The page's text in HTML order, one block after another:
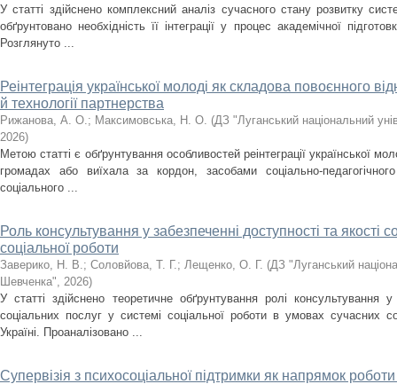
У статті здійснено комплексний аналіз сучасного стану розвитку
обґрунтовано необхідність її інтеграції у процес академічної
Розглянуто ...
Реінтеграція української молоді як складова повоєнного
й технології партнерства
Рижанова, А. О.; Максимовська, Н. О. (ДЗ "Луганський національний
2026)
Метою статті є обґрунтування особливостей реінтеграції української
громадах або виїхала за кордон, засобами соціально-
соціального ...
Роль консультування у забезпеченні доступності та якості
соціальної роботи
Заверико, Н. В.; Соловйова, Т. Г.; Лещенко, О. Г. (ДЗ "Луганський
Шевченка", 2026)
У статті здійснено теоретичне обґрунтування ролі консультування у
соціальних послуг у системі соціальної роботи в умовах сучасних
Україні. Проаналізовано ...
Супервізія з психосоціальної підтримки як напрямок